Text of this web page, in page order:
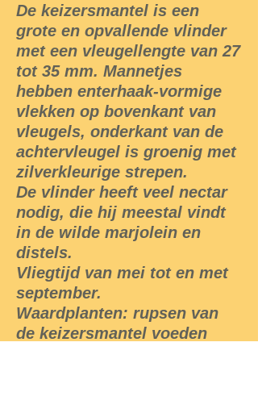
De keizersmantel is een
grote en opvallende vlinder
met een vleugellengte van 27
tot 35 mm. Mannetjes
hebben enterhaak-vormige
vlekken op bovenkant van
vleugels, onderkant van de
achtervleugel is groenig met
zilverkleurige strepen.
De vlinder heeft veel nectar
nodig, die hij meestal vindt
in de wilde marjolein en
distels.
Vliegtijd van mei tot en met
september.
Waardplanten: rupsen van
de keizersmantel voeden